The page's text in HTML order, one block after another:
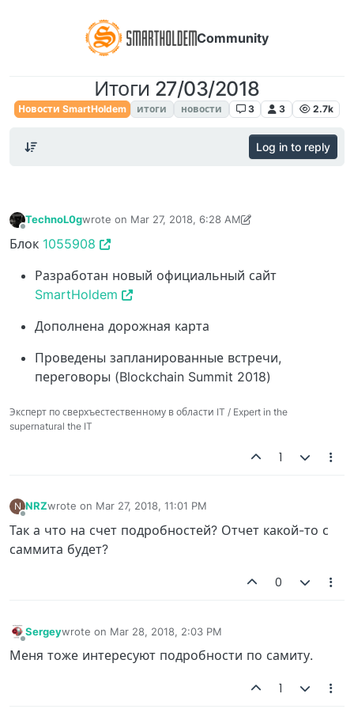
Community
Итоги 27/03/2018
Новости SmartHoldem итоги новости 3 3 2.7k
Log in to reply
TechnoL0gwrote on Mar 27, 2018, 6:28 AM
last edited by TechnoL0gApr 30, 2018, 1:40 AM
Блок 1055908
Разработан новый официальный сайт
SmartHoldem
Дополнена дорожная карта
Проведены запланированные встречи,
переговоры (Blockchain Summit 2018)
Эксперт по сверхъестественному в области IT / Expert in the
supernatural the IT
1
N NRZwrote on Mar 27, 2018, 11:01 PM
last edited by
Так а что на счет подробностей? Отчет какой-то с
саммита будет?
0
Sergeywrote on Mar 28, 2018, 2:03 PM
last edited by
Меня тоже интересуют подробности по самиту.
1